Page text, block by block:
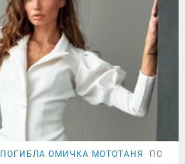
ПОГИБЛА ОМИЧКА МОТОТАНЯ